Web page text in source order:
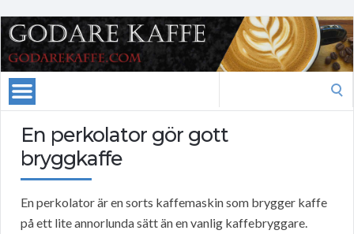
En perkolator gör gott
bryggkaffe
En perkolator är en sorts kaffemaskin som brygger kaffe
på ett lite annorlunda sätt än en vanlig kaffebryggare.